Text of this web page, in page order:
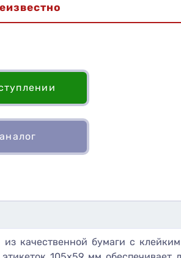
качественной бумаги с